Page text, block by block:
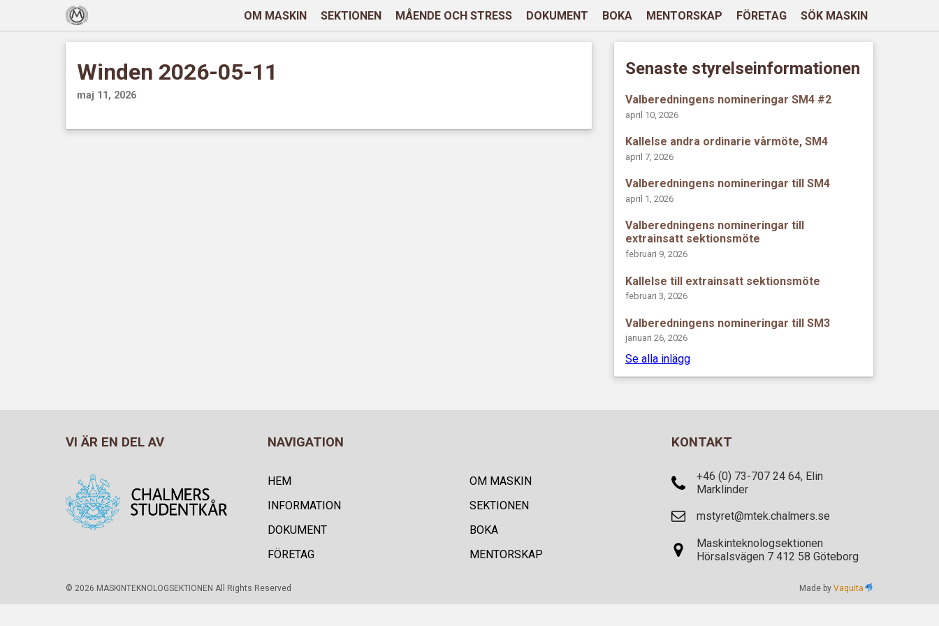
OM MASKIN SEKTIONEN MÅENDE OCH STRESS DOKUMENT BOKA MENTORSKAP FÖRETAG SÖK MASKIN
Winden 2026-05-11
maj 11, 2026
Senaste styrelseinformationen
Valberedningens nomineringar SM4 #2
april 10, 2026
Kallelse andra ordinarie vårmöte, SM4
april 7, 2026
Valberedningens nomineringar till SM4
april 1, 2026
Valberedningens nomineringar till
extrainsatt sektionsmöte
februari 9, 2026
Kallelse till extrainsatt sektionsmöte
februari 3, 2026
Valberedningens nomineringar till SM3
januari 26, 2026
Se alla inlägg
VI ÄR EN DEL AV NAVIGATION
HEM
OM MASKIN
INFORMATION
SEKTIONEN
DOKUMENT
BOKA
FÖRETAG
MENTORSKAP
KONTAKT
+46 (0) 73-707 24 64, Elin
Marklinder
mstyret@mtek.chalmers.se
Maskinteknologsektionen
Hörsalsvägen 7 412 58 Göteborg
© 2026 MASKINTEKNOLOGSEKTIONEN All Rights Reserved Made byVaquita